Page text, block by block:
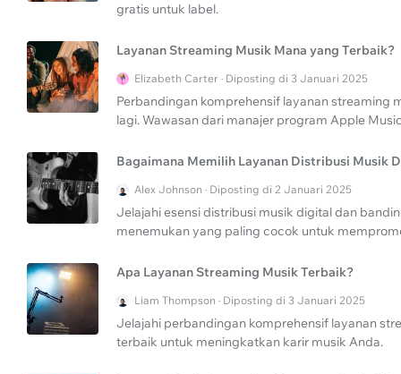
gratis untuk label.
Layanan Streaming Musik Mana yang Terbaik?
Elizabeth Carter · Diposting di 3 Januari 2025
Perbandingan komprehensif layanan streaming
lagi. Wawasan dari manajer program Apple
Bagaimana Memilih Layanan Distribusi Musik
Alex Johnson · Diposting di 2 Januari 2025
Jelajahi esensi distribusi musik digital dan
menemukan yang paling cocok untuk
Apa Layanan Streaming Musik Terbaik?
Liam Thompson · Diposting di 3 Januari 2025
Jelajahi perbandingan komprehensif layanan
terbaik untuk meningkatkan karir musik Anda.